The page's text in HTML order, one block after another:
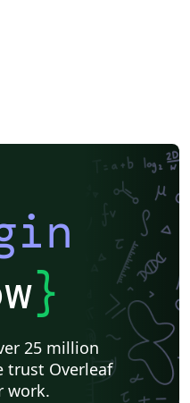
}
25 million
trust Overleaf
work.